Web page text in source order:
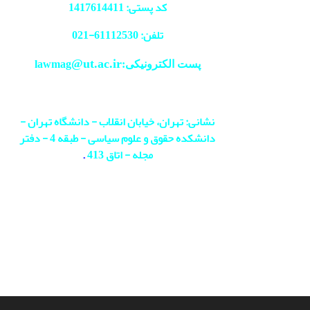
کد پستی: 1417614411
تلفن: 61112530-
021
پست الکترونیکی:lawmag@ut.ac.ir
نشانی: تهران، خیابان انقلاب - دانشگاه تهران -
دانشکده حقوق و علوم سیاسی - طبقه 4 - دفتر
مجله - اتاق 413
.